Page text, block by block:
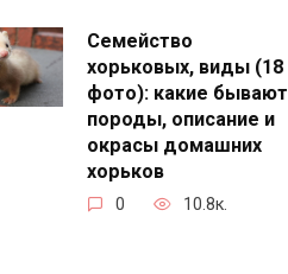
Семейство
хорьковых, виды (18
фото): какие бывают
породы, описание и
окрасы домашних
хорьков
0 10.8к.